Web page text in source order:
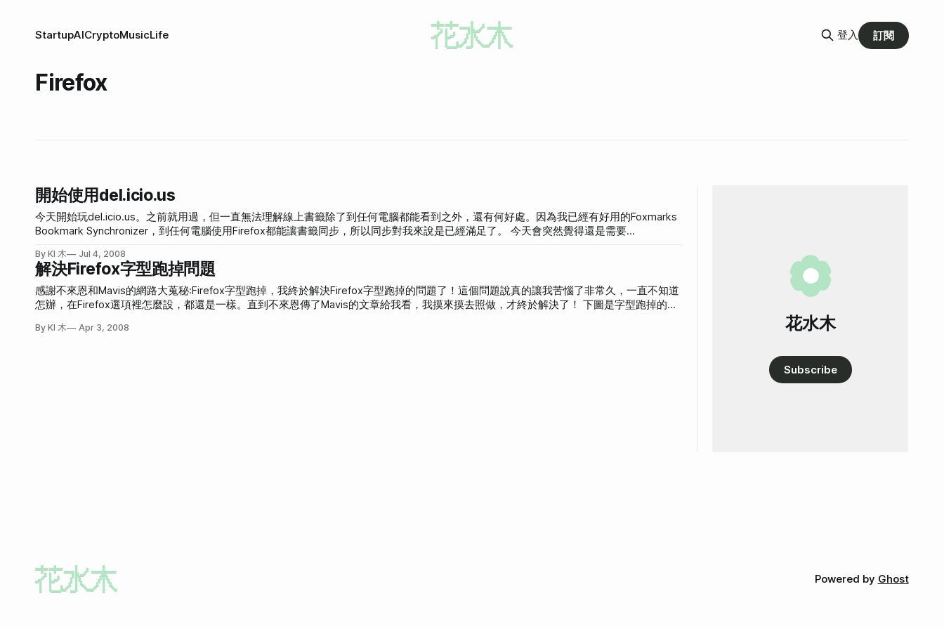
StartupAICryptoMusicLife 登入 訂閱
Firefox
開始使用del.icio.us
今天開始玩del.icio.us。之前就用過，但一直無法理解線上書籤除了到任何電腦都能看到之外，還有何好處。因為我已經有好用的Foxmarks
Bookmark Synchronizer，到任何電腦使用Firefox都能讓書籤同步，所以同步對我來說是已經滿足了。 今天會突然覺得還是需要
加進Firefox的書籤的話，那真的事太亂太難整理了。我一直都很為整理Firefox的書籤所苦，有時明明加過，卻臨時找不到，而Firefox書籤雖
然能搜尋，卻也不是那麼方便。 所以我就開始使用del.icio.us。好處很多，除了同步、搜尋方便之外，還可以找出類似的網頁、建議的標
籤。當然日常所常用的網站：如我的信箱、我的部落格後台、客戶網站、常去的討論區及部落格等常用網站，我仍舊會使用Firefox來整理。
而那種突然發現好文章、好網站，就丟給del.icio.us。加入del.icio.us時順手加上標籤，確保以後想要時一定找得到。 我是使用Firefox附加
By KI 木 Jul 4, 2008
解決Firefox字型跑掉問題
感謝不來恩和Mavis的網路大蒐秘:Firefox字型跑掉，我終於解決Firefox字型跑掉的問題了！這個問題說真的讓我苦惱了非常久，一直不知道
怎辦，在Firefox選項裡怎麼設，都還是一樣。直到不來恩傳了Mavis的文章給我看，我摸來摸去照做，才終於解決了！ 下圖是字型跑掉的樣
個人設定名稱(刮號內是內含值) 要注意不要不小心把空格複製進去哦！名稱和內含值的前後都是沒有空格的。 我知道下面好像有，可是不要
By KI 木 Apr 3, 2008 花水木
Subscribe
Powered by Ghost